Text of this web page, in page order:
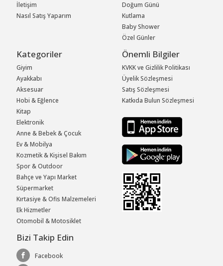
İletişim
Nasıl Satış Yaparım
Doğum Günü
Kutlama
Baby Shower
Özel Günler
Kategoriler
Giyim
Ayakkabı
Aksesuar
Hobi & Eğlence
Kitap
Elektronik
Anne & Bebek & Çocuk
Ev & Mobilya
Kozmetik & Kişisel Bakım
Spor & Outdoor
Bahçe ve Yapı Market
Süpermarket
Kırtasiye & Ofis Malzemeleri
Ek Hizmetler
Otomobil & Motosiklet
Önemli Bilgiler
KVKK ve Gizlilik Politikası
Üyelik Sözleşmesi
Satış Sözleşmesi
Katkıda Bulun Sözleşmesi
Bizi Takip Edin
Facebook